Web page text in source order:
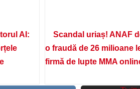
AI:
Scandal uriaș! ANAF
o fraudă de 26 milioane
firmă de lupte MMA